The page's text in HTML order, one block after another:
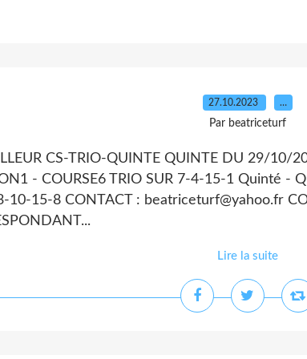
27.10.2023 …
Par beatriceturf
CS-TRIO-QUINTE QUINTE DU 29/10/
- COURSE6 TRIO SUR 7-4-15-1 Quinté -
10-15-8 CONTACT : beatriceturf@yahoo.fr
Lire la suite